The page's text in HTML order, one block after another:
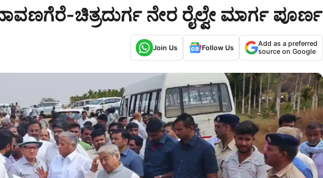
ಚಿತ್ರದುರ್ಗ ನೇರ ರೈಲ್ವೇ ಮಾರ್ಗ ಪೂರ್ಣ
Join Us Follow Us
Add as a preferred
source on Google